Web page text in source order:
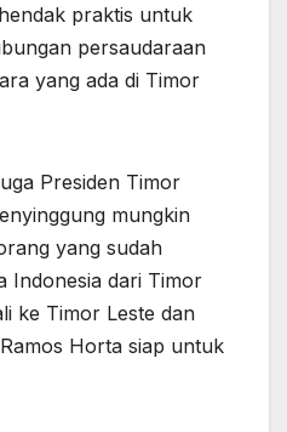
praktis untuk
persaudaraan
yang ada di Timor
Presiden Timor
mungkin
yang sudah
Indonesia dari Timor
ke Timor Leste dan
Horta siap untuk